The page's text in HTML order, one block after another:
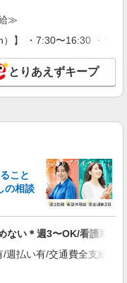
イベートも諦めない＊
＜日払い有/週払い有/交
ライベートも諦めない＊
＜日払い有/週払い有/交
む)＞
≫
）】 ・7:30〜16:30 ・
とりあえずキープ
こと
の相談
ない＊週3〜OK/看護助手
払い有/交通費全支給(ガ